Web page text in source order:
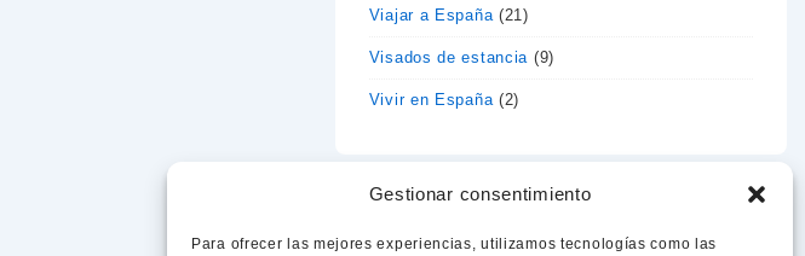
Gestionar consentimiento
Para ofrecer las mejores experiencias, utilizamos tecnologías como las
Viajar a España(21)
Visados de estancia (9)
Vivir en España(2)